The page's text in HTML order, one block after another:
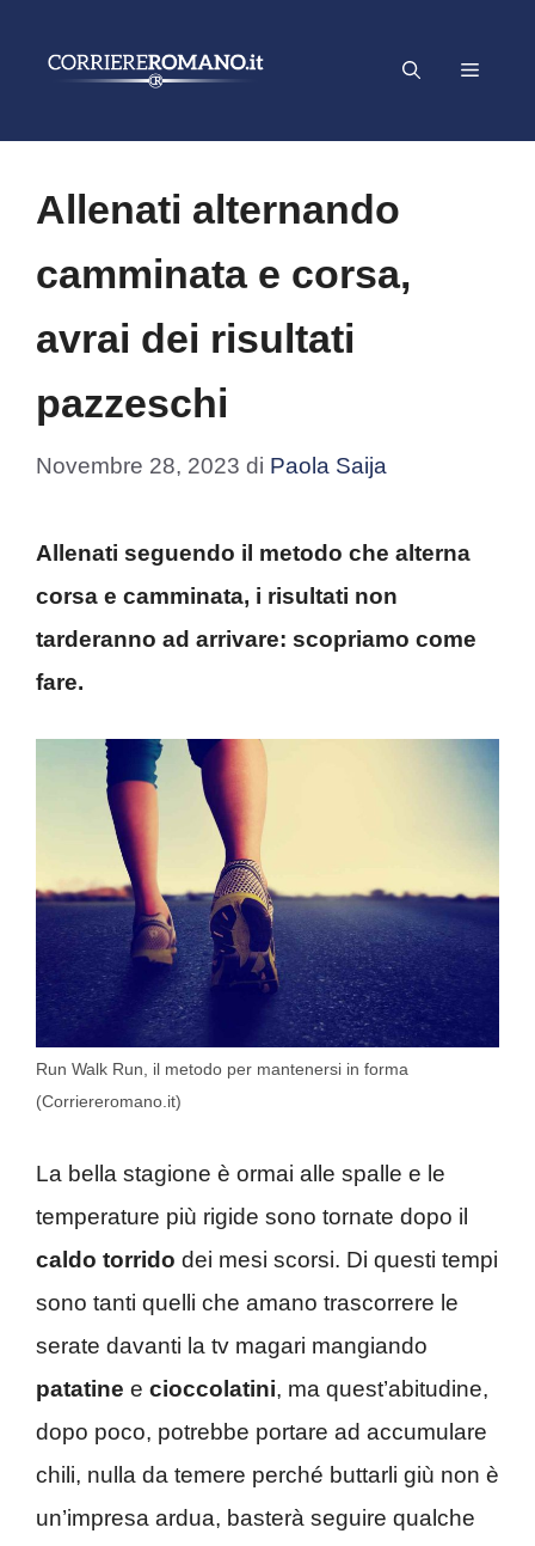
Menu
Allenati alternando
camminata e corsa,
avrai dei risultati
pazzeschi
Novembre 28, 2023 di Paola Saija
Allenati seguendo il metodo che alterna
corsa e camminata, i risultati non
tarderanno ad arrivare: scopriamo come
fare.
Run Walk Run, il metodo per mantenersi in forma
(Corriereromano.it)
La bella stagione è ormai alle spalle e le
temperature più rigide sono tornate dopo il
caldo torrido dei mesi scorsi. Di questi tempi
sono tanti quelli che amano trascorrere le
serate davanti la tv magari mangiando
patatine e cioccolatini, ma quest’abitudine,
dopo poco, potrebbe portare ad accumulare
chili, nulla da temere perché buttarli giù non è
un’impresa ardua, basterà seguire qualche